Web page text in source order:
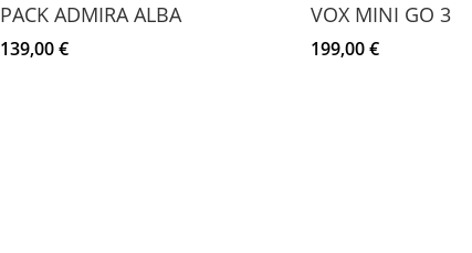
PACK ADMIRA ALBA
139,00€
VOX MINI GO 3
199,00€